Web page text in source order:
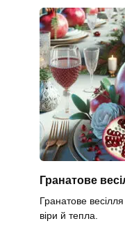
Гранатове
Гранатове весілля
віри й тепла.